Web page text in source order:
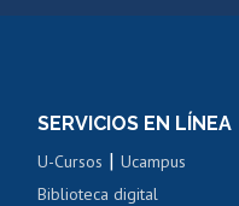
Cursos de español
SERVICIOS EN LÍNEA
U-Cursos |Ucampus
Biblioteca digital